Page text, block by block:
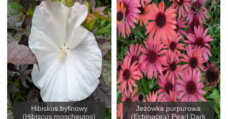
Hibiskus bylinowy
(Hibiscus moscheutos)
Jeżówka purpurowa
(Echinacea) Pearl Dark